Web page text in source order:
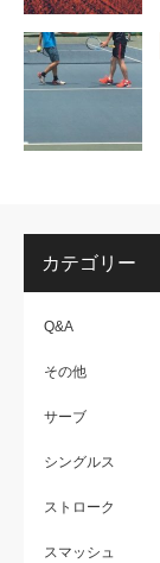
カテゴリー
Q&A
その他
サーブ
シングルス
ストローク
スマッシュ